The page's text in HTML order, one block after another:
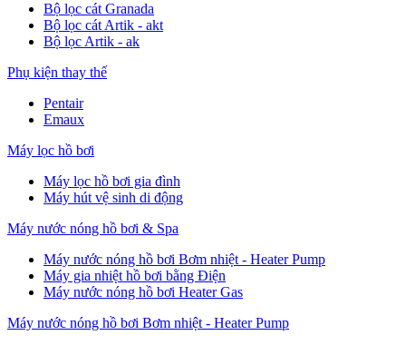
Bộ lọc cát Granada
Bộ lọc cát Artik - akt
Bộ lọc Artik - ak
Phụ kiện thay thế
Pentair
Emaux
Máy lọc hồ bơi
Máy lọc hồ bơi gia đình
Máy hút vệ sinh di động
Máy nước nóng hồ bơi & Spa
Máy nước nóng hồ bơi Bơm nhiệt - Heater Pump
Máy gia nhiệt hồ bơi bằng Điện
Máy nước nóng hồ bơi Heater Gas
Máy nước nóng hồ bơi Bơm nhiệt - Heater Pump